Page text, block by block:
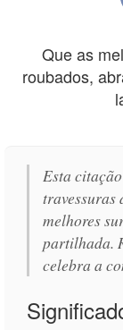
Que as
roubados,
Esta
travessuras
melhores
partilhada.
celebra a